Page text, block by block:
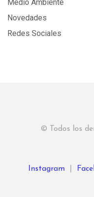
Medio Ambiente
Novedades
Redes Sociales
© Todos los
Instagram